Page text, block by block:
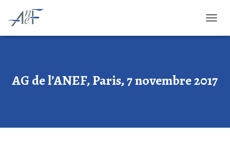
U
/
AG de l’ANEF, Paris, 7 novembre 2017